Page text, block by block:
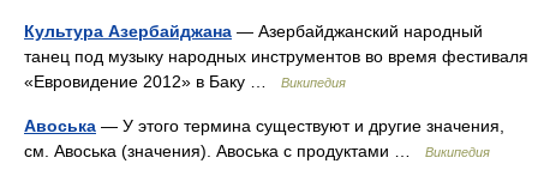
Культура Азербайджана — Азербайджанский народный
танец под музыку народных инструментов во время фестиваля
«Евровидение 2012» в Баку …
Википедия
Авоська — У этого термина существуют и другие значения,
см. Авоська (значения). Авоська с продуктами …
Википедия